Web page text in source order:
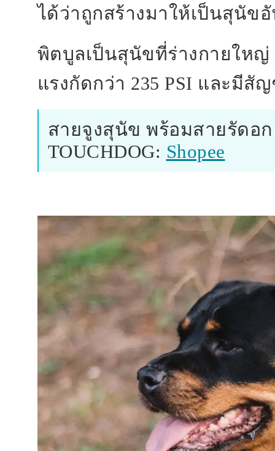
ได้ว่าถูกสร้างมาให้เป็นสุนัข
พิตบูลเป็นสุนัขที่ร่างกายใหญ่
แรงกัดกว่า 235 PSI และมี
สายจูงสุนัข พร้อมสายรัดอ
TOUCHDOG: Shopee